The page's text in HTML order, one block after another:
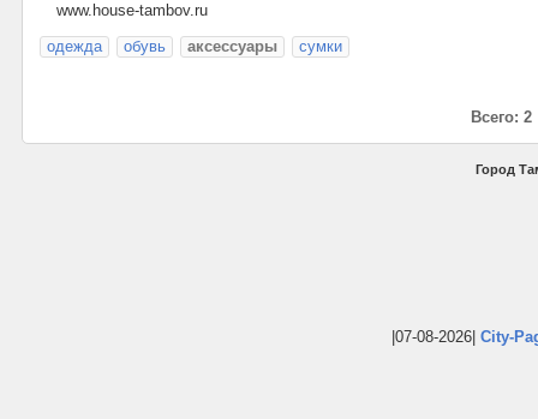
www.house-tambov.ru
одежда
обувь аксессуары сумки
Всего: 2
Город
|07-08-2026| City-